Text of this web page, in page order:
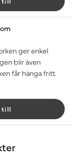
ger enkel
blir även
får hänga fritt.
till